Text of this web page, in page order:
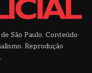
São Paulo. Conteúdo
Reprodução